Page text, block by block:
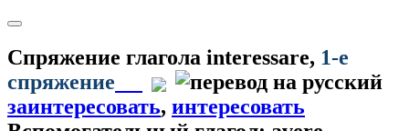
Спряжение глагола interessare, 1-е
спряжение
заинтересовать, интересовать